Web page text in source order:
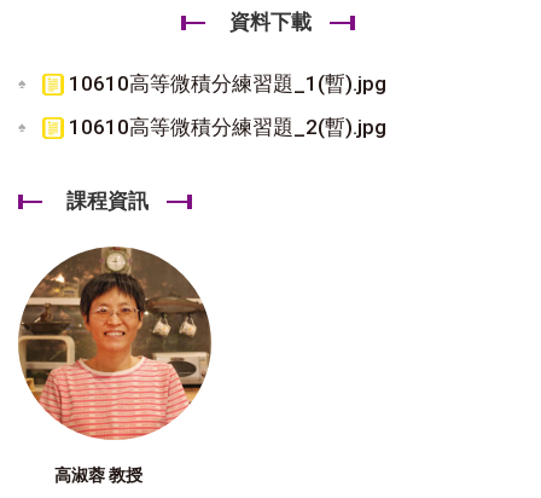
資料下載
10610高等微積分練習題_1(暫).jpg
10610高等微積分練習題_2(暫).jpg
課程資訊
高淑蓉 教授